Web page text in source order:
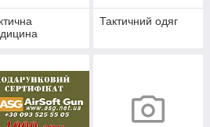
Тактичний одяг